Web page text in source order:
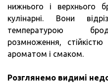
нижнього і верхнього
кулінарні. Вони
температурою
розмноження,
ароматом і смаком.
Розглянемо видимі